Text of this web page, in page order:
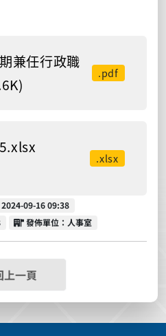
兼任行政職
.pdf
.xlsx
09-16 09:38
發佈單位
發佈單位：人事室
上一頁